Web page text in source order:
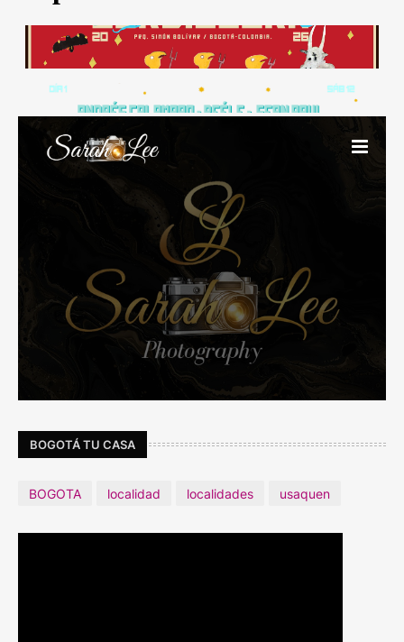
BOGOTÁ TU CASA
BOGOTA localidad localidades usaquen